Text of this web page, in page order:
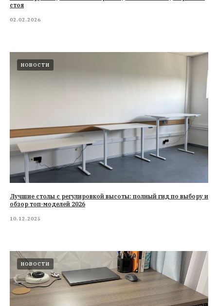
стоя
02.02.2026
НОВОСТИ
Лучшие столы с регулировкой высоты: полный гид по выбору и
обзор топ-моделей 2026
10.12.2025
НОВОСТИ